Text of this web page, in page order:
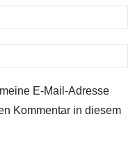
E-Mail-Adresse
Kommentar in diesem